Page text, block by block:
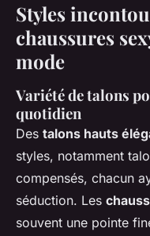
Styles
chaussures
mode
Variété de talons
quotidien
Des talons hauts
styles, notamment
compensés, chacun
séduction. Les
souvent une pointe